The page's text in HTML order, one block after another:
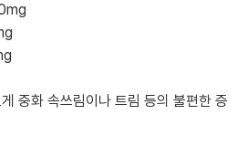
중화 속쓰림이나 트림 등의 불편한 증